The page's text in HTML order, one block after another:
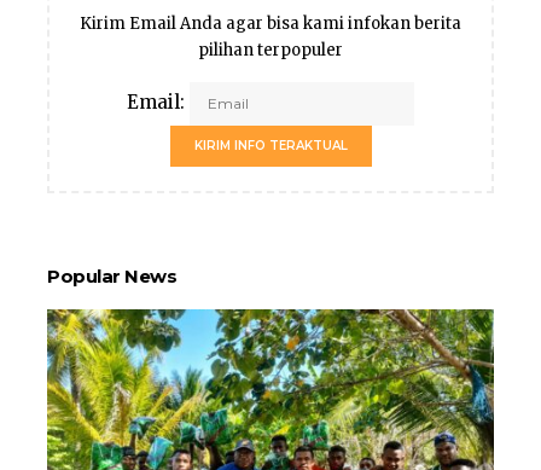
Kirim Email Anda agar bisa kami infokan berita
pilihan terpopuler
Email:
KIRIM INFO TERAKTUAL
Popular News